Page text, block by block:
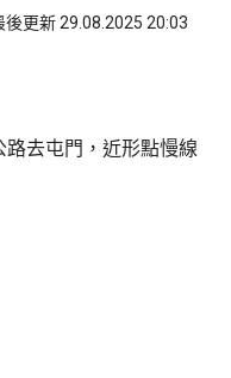
後更新 29.08.2025 20:03
路去屯門，近形點慢線